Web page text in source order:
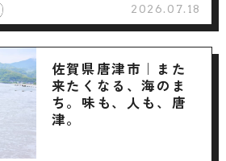
2026.07.18
佐賀県唐津市｜また
来たくなる、海のま
ち。味も、人も、唐
津。